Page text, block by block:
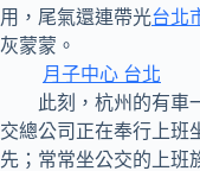
用，尾氣還連帶光台北
灰蒙蒙。
月子中心 台北
此刻，杭州的有車
交總公司正在奉行上班
先；常常坐公交的上班